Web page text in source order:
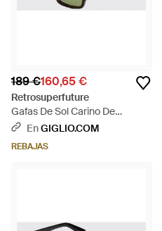
189 €160,65 €
Retrosuperfuture
Gafas De Sol Carino De
Rectangulares En Acetato
EnGIGLIO.COM
REBAJAS